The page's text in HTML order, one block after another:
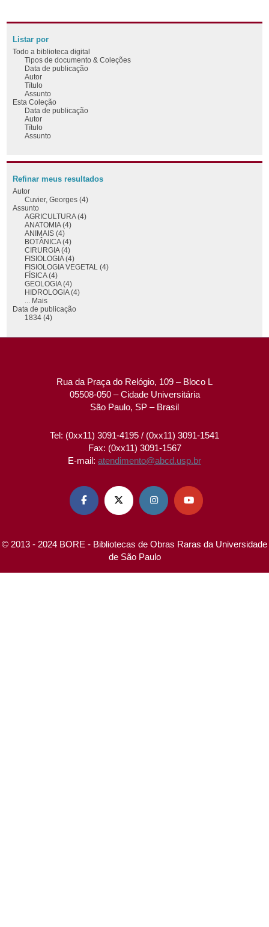
Listar por
Todo a biblioteca digital
Tipos de documento & Coleções
Data de publicação
Autor
Título
Assunto
Esta Coleção
Data de publicação
Autor
Título
Assunto
Refinar meus resultados
Autor
Cuvier, Georges (4)
Assunto
AGRICULTURA (4)
ANATOMIA (4)
ANIMAIS (4)
BOTÂNICA (4)
CIRURGIA (4)
FISIOLOGIA (4)
FISIOLOGIA VEGETAL (4)
FÍSICA (4)
GEOLOGIA (4)
HIDROLOGIA (4)
... Mais
Data de publicação
1834 (4)
Rua da Praça do Relógio, 109 – Bloco L
05508-050 – Cidade Universitária
São Paulo, SP – Brasil
Tel: (0xx11) 3091-4195 / (0xx11) 3091-1541
Fax: (0xx11) 3091-1567
E-mail: atendimento@abcd.usp.br
   
© 2013 - 2024 BORE - Bibliotecas de Obras Raras da Universidade
de São Paulo